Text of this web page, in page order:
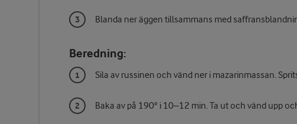
Blanda ner äggen tillsammans med
Beredning:
Sila av russinen och vänd ner i mazarinmassan.
Baka av på 190° i 10–12 min. Ta ut och vänd upp